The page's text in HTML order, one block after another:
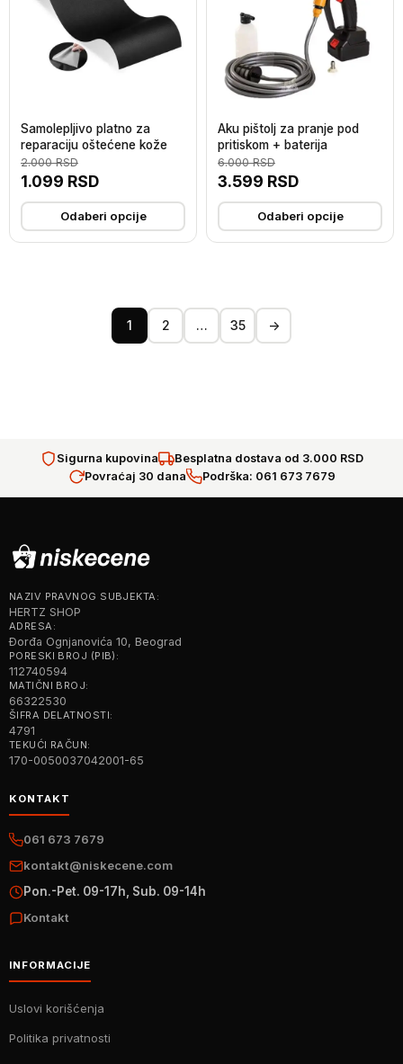
Samolepljivo platno za
reparaciju oštećene kože
1.099 RSD
2.000RSD
Odaberi opcije
Aku pištolj za pranje pod
pritiskom + baterija
3.599 RSD
6.000RSD
Odaberi opcije
1 2 … 35 →
Sigurna kupovina
Besplatna dostava od 3.000 RSD
Povraćaj 30 dana
Podrška: 061 673 7679
NAZIV PRAVNOG SUBJEKTA:
HERTZ SHOP
ADRESA:
Đorđa Ognjanovića 10, Beograd
PORESKI BROJ (PIB):
112740594
MATIČNI BROJ:
66322530
ŠIFRA DELATNOSTI:
4791
TEKUĆI RAČUN:
170-0050037042001-65
KONTAKT
061 673 7679
kontakt@niskecene.com
Pon.-Pet. 09-17h, Sub. 09-14h
Kontakt
INFORMACIJE
Uslovi korišćenja
Politika privatnosti